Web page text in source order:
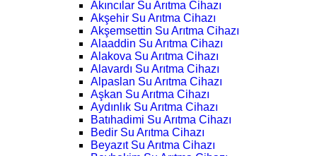
Akıncılar Su Arıtma Cihazı
Akşehir Su Arıtma Cihazı
Akşemsettin Su Arıtma Cihazı
Alaaddin Su Arıtma Cihazı
Alakova Su Arıtma Cihazı
Alavardı Su Arıtma Cihazı
Alpaslan Su Arıtma Cihazı
Aşkan Su Arıtma Cihazı
Aydınlık Su Arıtma Cihazı
Batıhadimi Su Arıtma Cihazı
Bedir Su Arıtma Cihazı
Beyazıt Su Arıtma Cihazı